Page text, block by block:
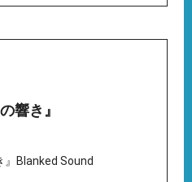
響き』
』Blanked Sound